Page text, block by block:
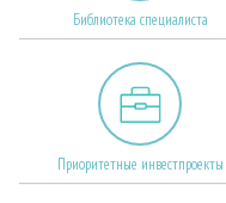
Библиотека специалиста
Приоритетные инвестпроекты